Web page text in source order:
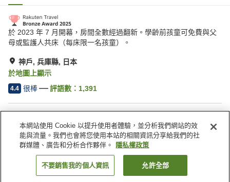
於 2023 年 7 月開幕，房間全數經過翻新。學齡前孩童可免費與父
母或監護人共床（每床限一名孩童）。
神戶, 兵庫縣, 日本
於地圖上顯示
4.4 很棒 評語數： 1,391
停車場
Spa／美容沙龍
餐廳
自動販賣機
日本 兵庫縣 神戶 SK Hotel Kobe Station Front
找客房
本網站使用 Cookie 以提升使用者體驗，並分析我們網站的效
能與流量。我們也會將您使用本站的相關資訊分享給我們的社
群媒體、廣告和分析合作夥伴。
隱私權政策
不要銷售我的個人資訊 允許全部